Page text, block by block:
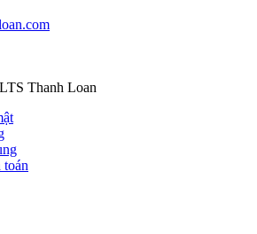
Thanh Loan
toán